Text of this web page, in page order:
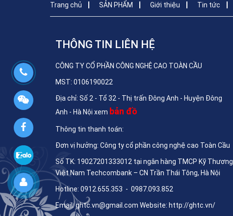
Trang chủ SẢN PHẨM Giới thiệu Tin tức
THÔNG TIN LIÊN HỆ
CÔNG TY CỔ PHẦN CÔNG NGHỆ CAO TOÀN CẦU
MST: 0106190022
Địa chỉ: Số 2 - Tổ 32 - Thị trấn Đông Anh - Huyện Đông
Anh - Hà Nội xem bản đồ
Thông tin thanh toán:
Đơn vị hưởng: Công ty cổ phần công nghệ cao Toàn Cầu
Số TK: 19027201333012 tại ngân hàng TMCP Kỹ Thương
Việt Nam Techcombank – CN Trần Thái Tông, Hà Nội
Hotline: 0912.655.353 - 0987.093.852
Email:ghtc.vn@gmail.com Website: http://ghtc.vn/